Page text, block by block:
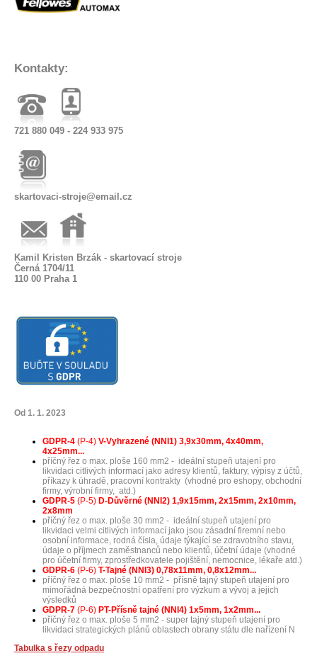
Kontakty:
721 880 049 - 224 933 975
skartovaci-stroje@email.cz
Kamil Kristen Brzák - skartovací stroje
Černá 1704/11
110 00 Praha 1
Od 1. 1. 2023
GDPR-4 (P-4) V-Vyhrazené (NNI1) 3,9x30mm, 4x40mm,
4x25mm...
příčný řez o max. ploše 160 mm2 - ideální stupeň utajení pro
likvidaci citlivých informací jako adresy klientů, faktury, výpisy z účtů,
příkazy k úhradě, pracovní kontrakty (vhodné pro eshopy, obchodní
firmy, výrobní firmy, atd.)
GDPR-5 (P-5) D-Důvěrné (NNI2) 1,9x15mm, 2x15mm, 2x10mm,
2x8mm
příčný řez o max. ploše 30 mm2 - ideální stupeň utajení pro
likvidaci velmi citlivých informací jako jsou zásadní firemní nebo
osobní informace, rodná čísla, údaje týkající se zdravotního stavu,
údaje o příjmech zaměstnanců nebo klientů, účetní údaje (vhodné
pro účetní firmy, zprostředkovatele pojištění, nemocnice, lékaře atd.)
GDPR-6 (P-6) T-Tajné (NNI3) 0,78x11mm, 0,8x12mm...
příčný řez o max. ploše 10 mm2 - přísně tajný stupeň utajení pro
mimořádná bezpečnostní opatření pro výzkum a vývoj a jejich
výsledků
GDPR-7 (P-6) PT-Přísně tajné (NNI4) 1x5mm, 1x2mm...
příčný řez o max. ploše 5 mm2 - super tajný stupeň utajení pro
likvidaci strategických plánů oblastech obrany státu dle nařízení N
Tabulka s řezy odpadu